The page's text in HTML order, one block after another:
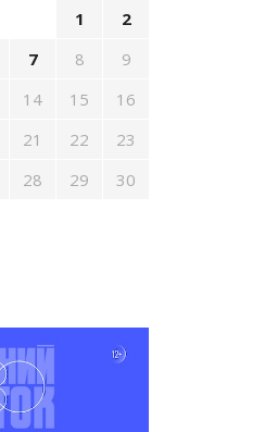
1
2
7 8
9
14 15
16
21 22
23
28 29
30